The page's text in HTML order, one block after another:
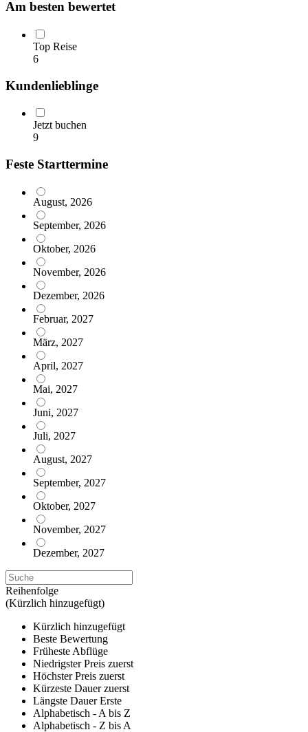
Am besten bewertet
Top Reise
6
Kundenlieblinge
Jetzt buchen
9
Feste Starttermine
August, 2026
September, 2026
Oktober, 2026
November, 2026
Dezember, 2026
Februar, 2027
März, 2027
April, 2027
Mai, 2027
Juni, 2027
Juli, 2027
August, 2027
September, 2027
Oktober, 2027
November, 2027
Dezember, 2027
Reihenfolge
(Kürzlich hinzugefügt)
Kürzlich hinzugefügt
Beste Bewertung
Früheste Abflüge
Niedrigster Preis zuerst
Höchster Preis zuerst
Kürzeste Dauer zuerst
Längste Dauer Erste
Alphabetisch - A bis Z
Alphabetisch - Z bis A